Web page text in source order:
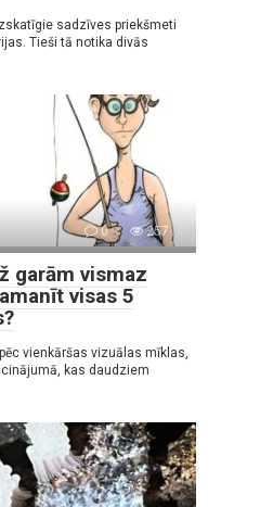
sadzīves priekšmeti
Tieši tā notika divās
0 257
garām vismaz
visas 5
vienkāršas vizuālas mīklas,
kas daudziem